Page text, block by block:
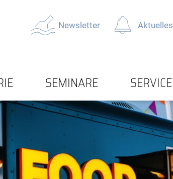
Newsletter Aktuelles
SEMINARE SERVICE